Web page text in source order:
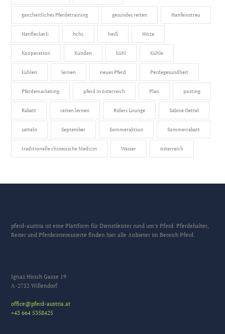
ganzheitliches Pferdetraining gesundes reiten Hanfeinstreu
Hanfleckerli hchc heiß Hitze
Kooperation Kunden kühl Kühle
kühlen lernen neues Pferd Perdegesundheit
Pferdemarketing pferd in österreich Plan posting
Rabatt reiten lernen Riders Lounge Sabine Oettel
satteln September Sommeraktion Sommerrabatt
traditionelle chinesische Medizin Wasser österreich
pferd-austria ist eine Plattform für Dienstleister rund um’s Pferd. Pferdehalter,
Reiter und Pferdeinteressierte finden hier alle Anbieter im Bereich Pferd.
Ignaz Hirsch Gasse 19
A-2732 Willendorf
office@pferd-austria.at
+43 664 5358425